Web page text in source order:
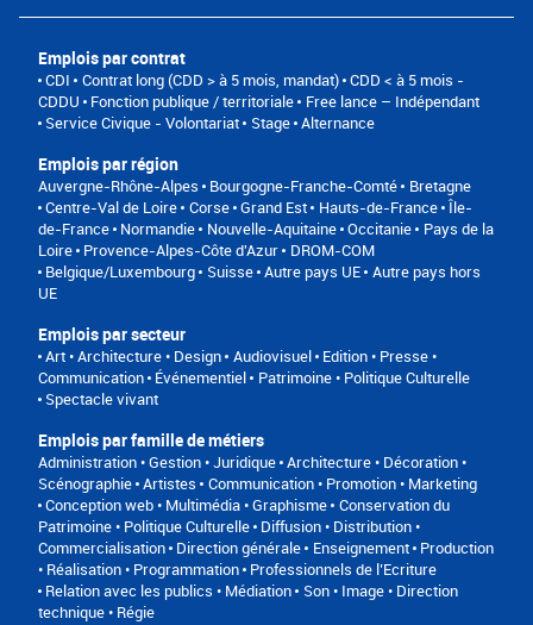
Emplois par contrat
CDI Contrat long (CDD > à 5 mois, mandat) CDD < à 5 mois -
CDDU
Fonction publique / territoriale
Free lance – Indépendant
Service Civique - Volontariat
Stage Alternance
Emplois par région
Auvergne-Rhône-Alpes Bourgogne-Franche-Comté
Bretagne
Centre-Val de Loire Corse Grand Est Hauts-de-France Île-
de-France Normandie Nouvelle-Aquitaine Occitanie
Pays de la
Loire Provence-Alpes-Côte d'Azur
DROM-COM
Belgique/Luxembourg
Suisse Autre pays UE Autre pays hors
UE
Emplois par secteur
Art • Architecture • Design Audiovisuel Edition • Presse •
Communication Événementiel
Patrimoine • Politique Culturelle
Spectacle vivant
Emplois par famille de métiers
Administration • Gestion • Juridique Architecture • Décoration •
Scénographie Artistes
Communication • Promotion • Marketing
Conception web • Multimédia • Graphisme Conservation du
Patrimoine • Politique Culturelle Diffusion • Distribution •
Commercialisation Direction générale Enseignement Production
• Réalisation • Programmation Professionnels de l’Ecriture
Relation avec les publics • Médiation
Son • Image • Direction
technique • Régie